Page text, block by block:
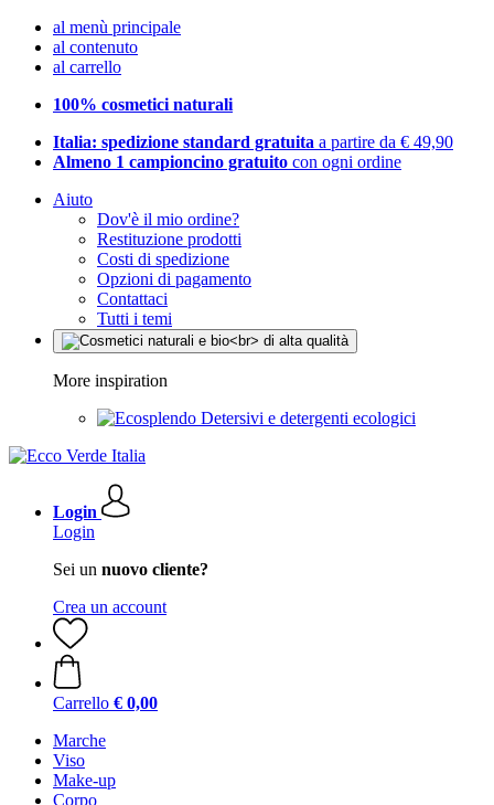
al menù principale
al contenuto
al carrello
100% cosmetici naturali
Italia: spedizione standard gratuita a partire da € 49,90
Almeno 1 campioncino gratuito con ogni ordine
Aiuto
Dov'è il mio ordine?
Restituzione prodotti
Costi di spedizione
Opzioni di pagamento
Contattaci
Tutti i temi
More inspiration
Detersivi e detergenti ecologici
Login
Login
Sei un nuovo cliente?
Crea un account
Carrello € 0,00
Marche
Viso
Make-up
Corpo